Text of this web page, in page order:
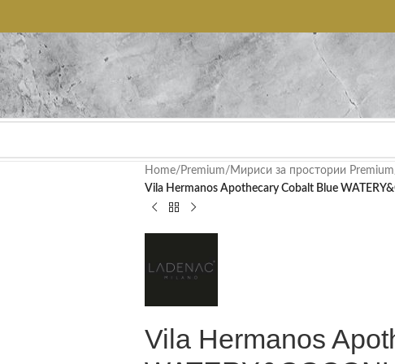
Home/ Premium/ Мириси за простории Premium
Vila Hermanos Apothecary Cobalt Blue
Vila Hermanos